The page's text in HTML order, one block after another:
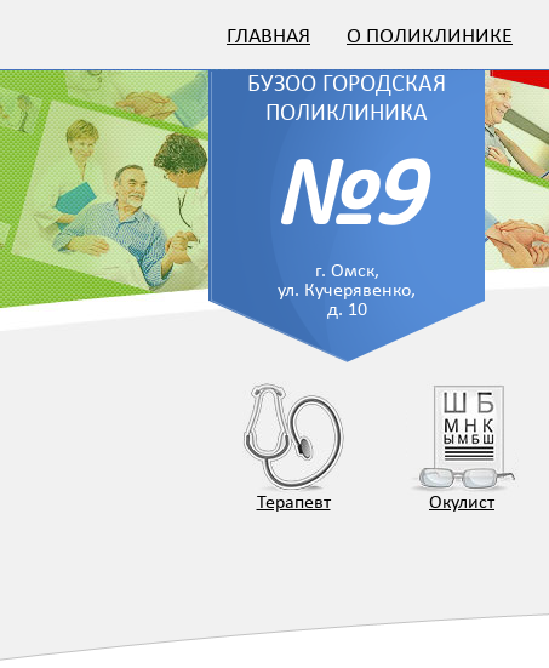
ГЛАВНАЯ О ПОЛИКЛИНИКЕ
БУЗОО ГОРОДСКАЯ
ПОЛИКЛИНИКА
№9
г. Омск,
ул. Кучерявенко,
д. 10
Терапевт Окулист